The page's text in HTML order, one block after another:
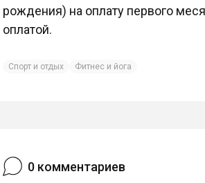
рождения) на оплату первого
оплатой.
Спорт и отдых Фитнес и йога
0 комментариев